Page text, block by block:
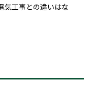
気工事との違いはな